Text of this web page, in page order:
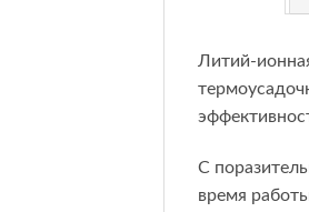
Литий-
С
время